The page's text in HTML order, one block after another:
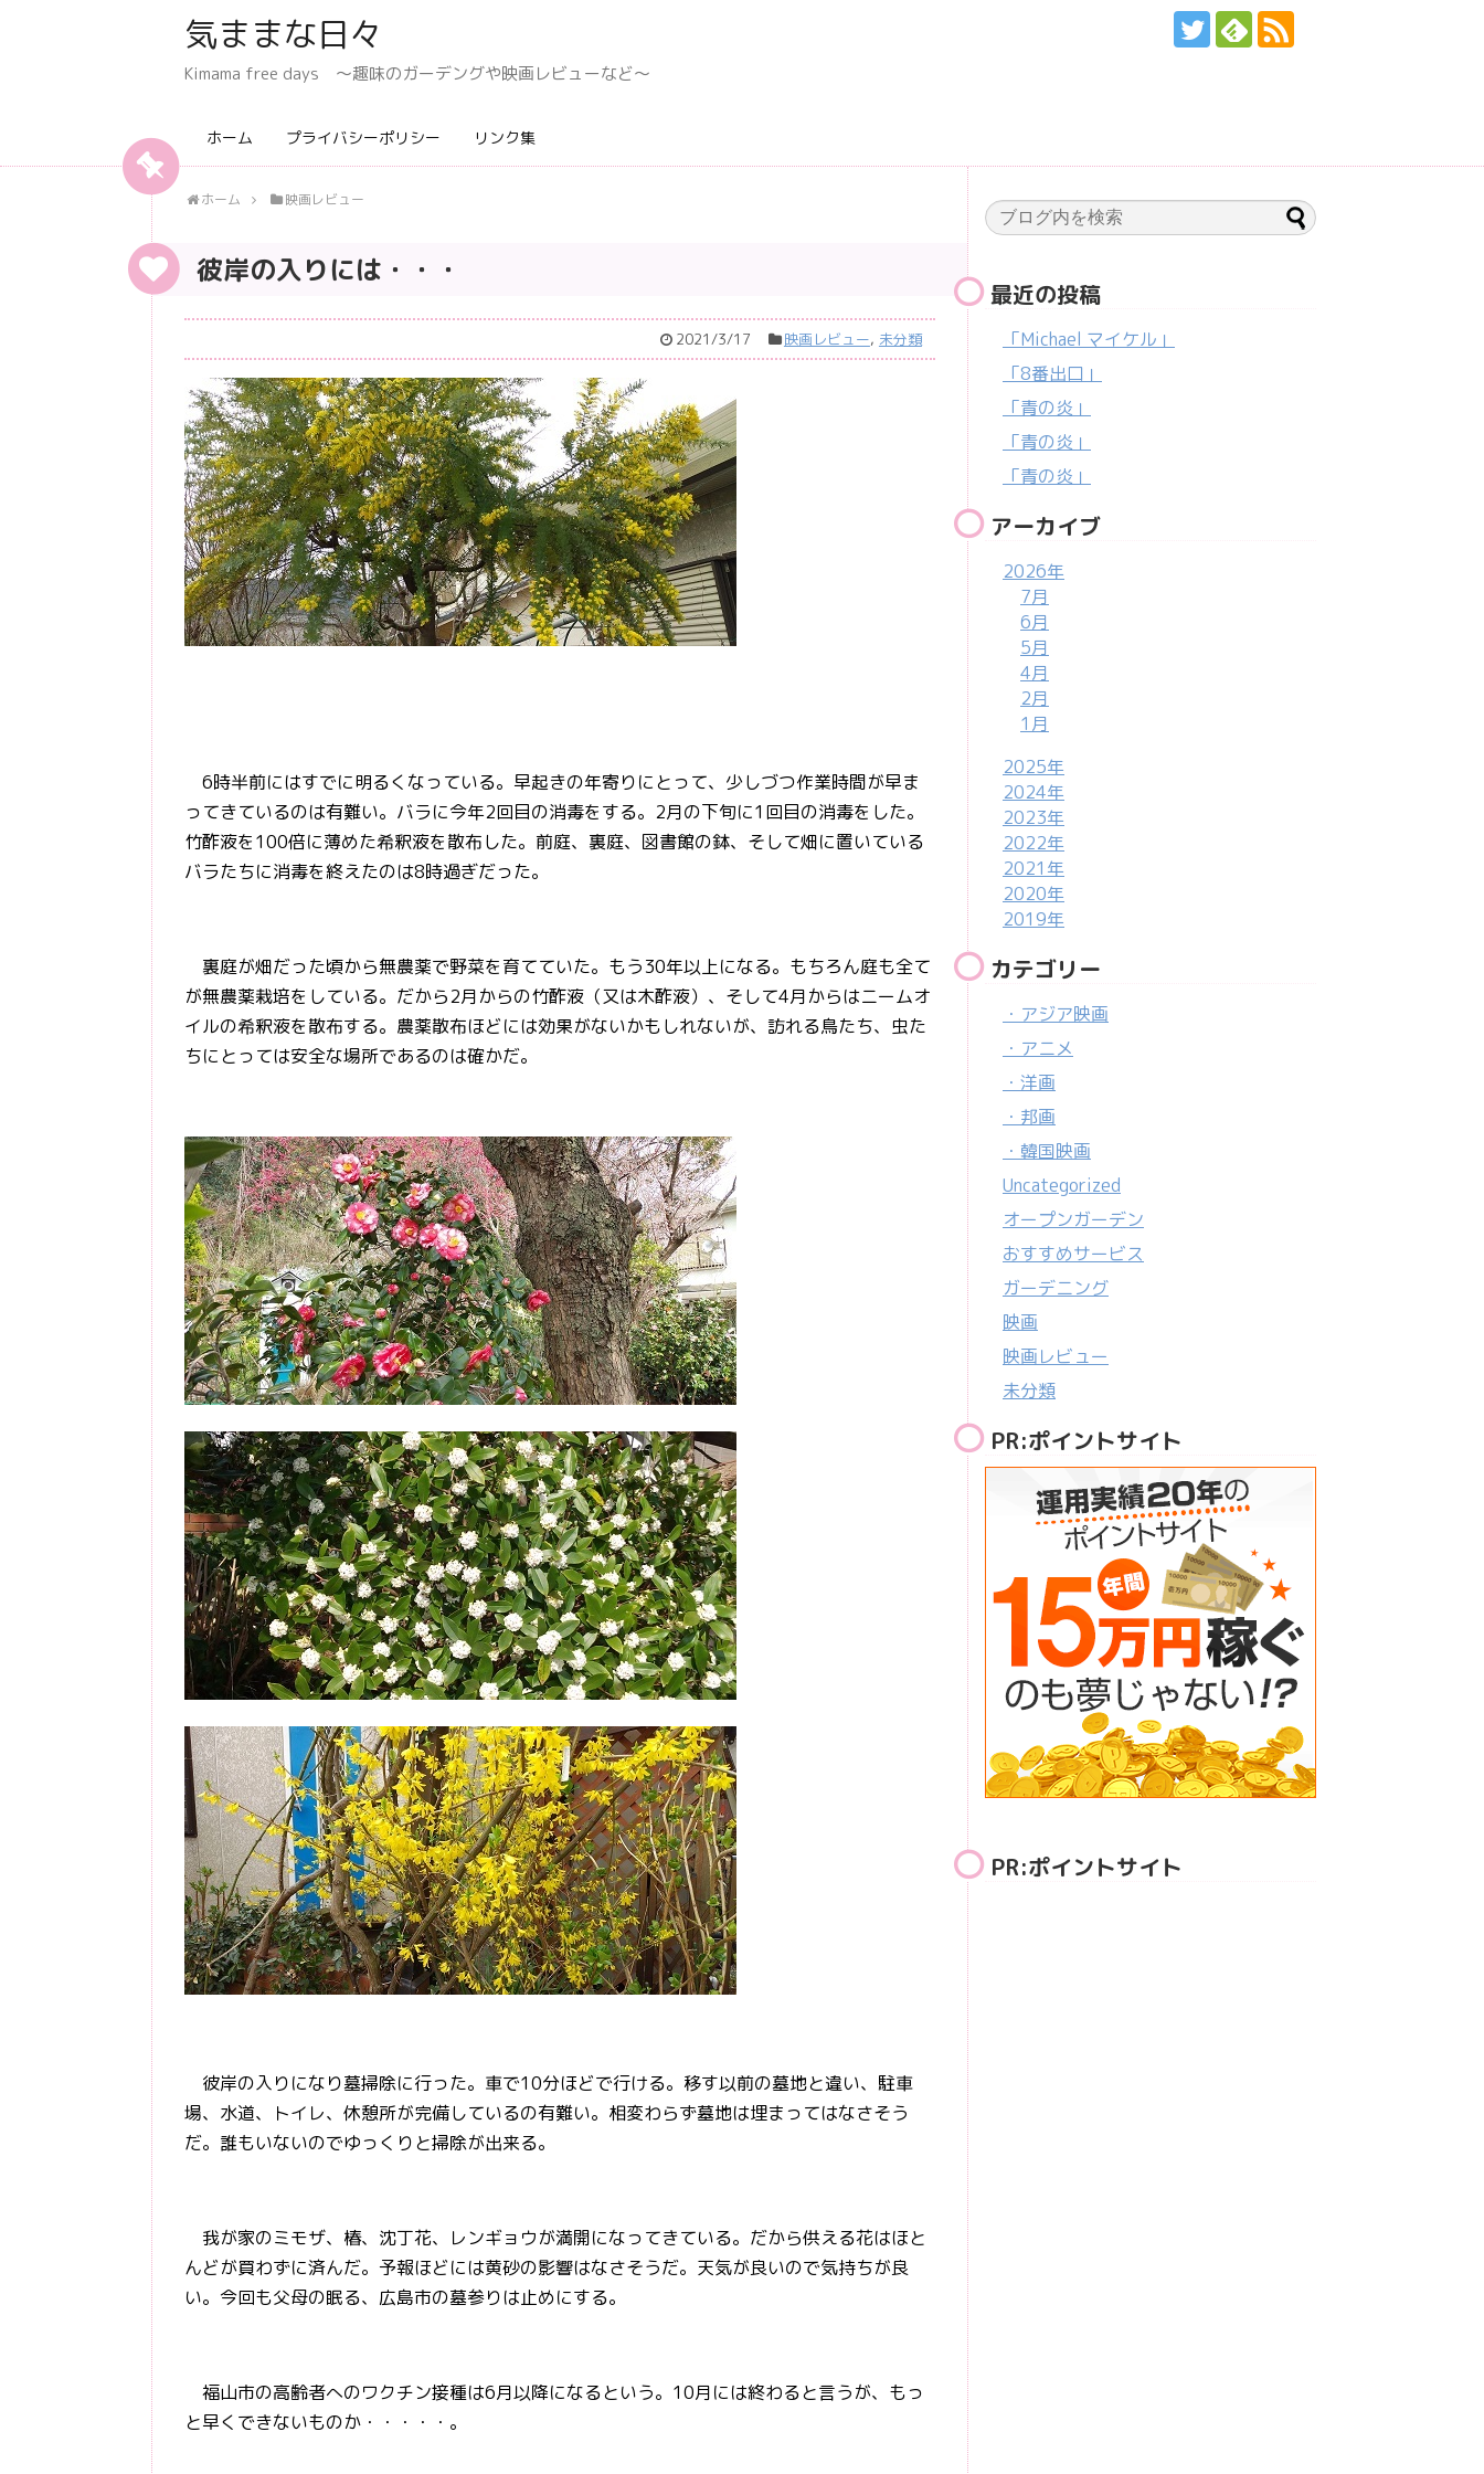
気ままな日々
Kimama free days 〜趣味のガーデングや映画レビューなど〜
ホーム プライバシーポリシー リンク集
ホーム 映画レビュー
彼岸の入りには・・・
2021/3/17 映画レビュー, 未分類
6時半前にはすでに明るくなっている。早起きの年寄りにとって、少しづつ作業時間が早ま
ってきているのは有難い。バラに今年2回目の消毒をする。2月の下旬に1回目の消毒をした。
竹酢液を100倍に薄めた希釈液を散布した。前庭、裏庭、図書館の鉢、そして畑に置いている
バラたちに消毒を終えたのは8時過ぎだった。
裏庭が畑だった頃から無農薬で野菜を育てていた。もう30年以上になる。もちろん庭も全て
が無農薬栽培をしている。だから2月からの竹酢液（又は木酢液）、そして4月からはニームオ
イルの希釈液を散布する。農薬散布ほどには効果がないかもしれないが、訪れる鳥たち、虫た
ちにとっては安全な場所であるのは確かだ。
彼岸の入りになり墓掃除に行った。車で10分ほどで行ける。移す以前の墓地と違い、駐車
場、水道、トイレ、休憩所が完備しているの有難い。相変わらず墓地は埋まってはなさそう
だ。誰もいないのでゆっくりと掃除が出来る。
我が家のミモザ、椿、沈丁花、レンギョウが満開になってきている。だから供える花はほと
んどが買わずに済んだ。予報ほどには黄砂の影響はなさそうだ。天気が良いので気持ちが良
い。今回も父母の眠る、広島市の墓参りは止めにする。
福山市の高齢者へのワクチン接種は6月以降になるという。10月には終わると言うが、もっ
と早くできないものか・・・・・。
最近の投稿
「Michael マイケル」
「8番出口」
「青の炎」
「青の炎」
「青の炎」
アーカイブ
2026年
7月
6月
5月
4月
2月
1月
2025年
2024年
2023年
2022年
2021年
2020年
2019年
カテゴリー
・アジア映画
・アニメ
・洋画
・邦画
・韓国映画
Uncategorized
オープンガーデン
おすすめサービス
ガーデニング
映画
映画レビュー
未分類
PR:ポイントサイト
PR:ポイントサイト